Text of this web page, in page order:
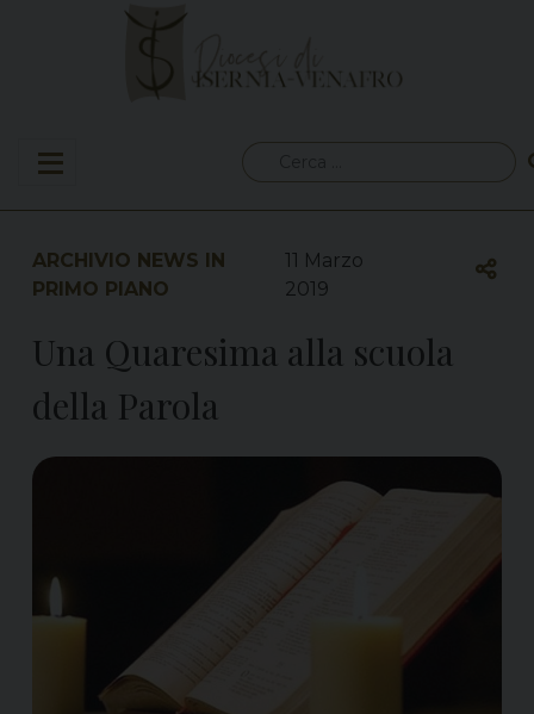
per:
ARCHIVIO NEWS IN
PRIMO PIANO
11 Marzo
2019
Una Quaresima alla scuola
della Parola